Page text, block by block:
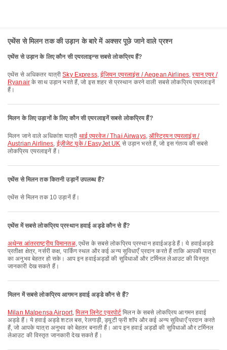
एथेंस से मिलन तक की उड़ान के बारे में अक्सर पूछे जाने वाले प्रश्न
एथेंस से उड़ान के लिए कौन सी एयरलाइन्स सबसे लोकप्रिय हैं?
एथेंस से अधिकतर यात्रीSky Express,ईजियन एयरलाइंस / Aegean Airlines,रयान एयर /
Ryanairके साथ उड़ान भरते हैं, जो इस शहर से प्रस्थान करने वाली सबसे लोकप्रिय एयरलाइनें
हैं।
मिलन के लिए उड़ानों के लिए कौन सी एयरलाइनें सबसे लोकप्रिय हैं?
मिलन जाने वाले अधिकांश यात्री थाई एयरवेज / Thai Airways,ऑस्ट्रियन एयरलाइंस /
Austrian Airlines, ईज़ीजेट यूके / EasyJet UK से उड़ान भरते हैं, जो इस गंतव्य की सबसे
लोकप्रिय एयरलाइनें हैं।
एथेंस से मिलन तक कितनी उड़ानें उपलब्ध हैं?
एथेंस से मिलन तक 10 उड़ानें हैं।
एथेंस में सबसे लोकप्रिय प्रस्थान हवाई अड्डे कौन से हैं?
अथेन्स आंतरराष्ट्रीय विमानतळ, एथेंस के सबसे लोकप्रिय प्रस्थान हवाईअड्डे हैं। ये हवाईअड्डे
प्रतीक्षा क्षेत्र, नर्सरी कक्ष, पार्किंग स्थल और कई अन्य सुविधाएँ प्रदान करते हैं ताकि आपकी यात्रा
का अनुभव बेहतर हो सके। आप इन हवाईअड्डों की सुविधाओं और टर्मिनल लेआउट की विस्तृत
जानकारी देख सकते हैं।
मिलन में सबसे लोकप्रिय आगमन हवाई अड्डे कौन से हैं?
Milan Malpensa Airport,मिलन लिनेट एयरपोर्ट मिलन के सबसे लोकप्रिय आगमन हवाई
अड्डे हैं। ये हवाई अड्डे शटल बस, रेलगाड़ी, ड्यूटी फ्री शॉप और कई अन्य सुविधाएँ प्रदान करते
हैं, जो आपके यात्रा अनुभव को बेहतर बनाती हैं। आप इन हवाई अड्डों की सुविधाओं और टर्मिनल
लेआउट की विस्तृत जानकारी देख सकते हैं।